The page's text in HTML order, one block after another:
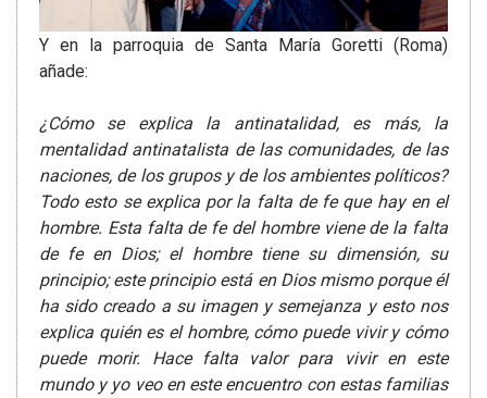
Y en la parroquia de Santa María Goretti (Roma)
añade:
¿Cómo se explica la antinatalidad, es más, la
mentalidad antinatalista de las comunidades, de las
naciones, de los grupos y de los ambientes políticos?
Todo esto se explica por la falta de fe que hay en el
hombre. Esta falta de fe del hombre viene de la falta
de fe en Dios; el hombre tiene su dimensión, su
principio; este principio está en Dios mismo porque él
ha sido creado a su imagen y semejanza y esto nos
explica quién es el hombre, cómo puede vivir y cómo
puede morir. Hace falta valor para vivir en este
mundo y yo veo en este encuentro con estas familias